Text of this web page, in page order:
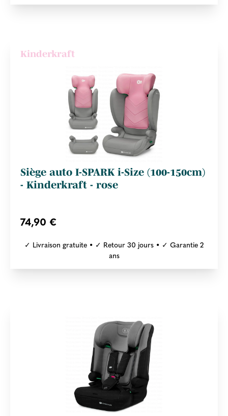
Kinderkraft
Siège auto I-SPARK i-Size (100-150cm)
- Kinderkraft - rose
74,90 €
✓ Livraison gratuite • ✓ Retour 30 jours • ✓ Garantie 2
ans